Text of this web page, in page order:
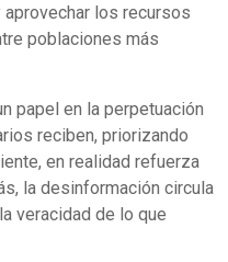
los recursos
poblaciones más
papel en la perpetuación
reciben, priorizando
en realidad refuerza
la desinformación circula
veracidad de lo que